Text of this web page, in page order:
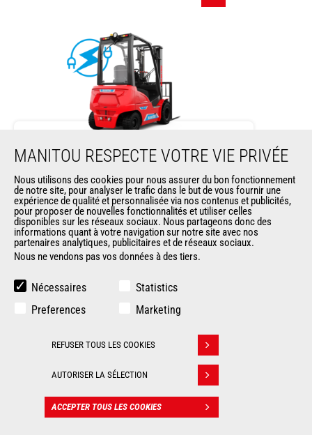
ME 425 LD LIFT
Chariots élévateurs à mâts
Hauteur de levage max. 6500 mm
Capacité max.
Rayon de giration
Centre de gravité de la charge
CONTACT
MANITOU RESPECTE VOTRE VIE PRIVÉE
Nous utilisons des cookies pour nous assurer du bon fonctionnement
de notre site, pour analyser le trafic dans le but de vous fournir une
expérience de qualité et personnalisée via nos contenus et publicités,
pour proposer de nouvelles fonctionnalités et utiliser celles
disponibles sur les réseaux sociaux. Nous partageons donc des
informations quant à votre navigation sur notre site avec nos
partenaires analytiques, publicitaires et de réseaux sociaux.
Nous ne vendons pas vos données à des tiers.
Nécessaires
Statistics
Preferences
Marketing
REFUSER TOUS LES COOKIES
AUTORISER LA SÉLECTION
ACCEPTER TOUS LES COOKIES